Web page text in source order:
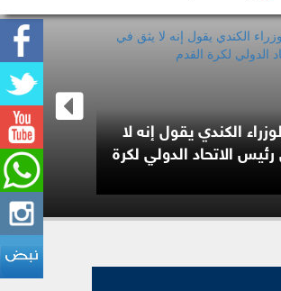
الكندي يقول إنه لا
الاتحاد الدولي لكرة
مرشح من